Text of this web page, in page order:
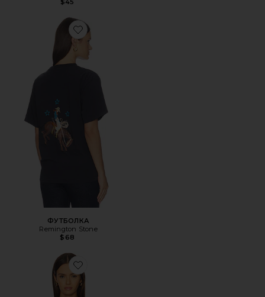
Favorite ФУТБОЛКА
ФУТБОЛКА
Remington Stone
$68
Favorite КЛАССИЧЕСКАЯ ФУТБОЛКА BILLS MAFIA